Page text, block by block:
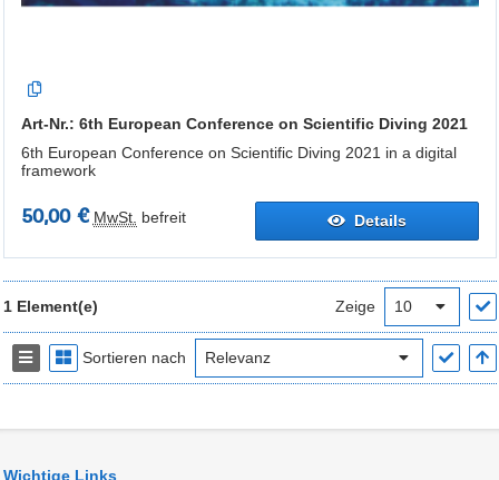
Art-Nr.: 6th European Conference on Scientific Diving 2021
6th European Conference on Scientific Diving 2021 in a digital
framework
50,00 € MwSt. befreit Details
1 Element(e) Zeige
Sortieren nach
Wichtige Links